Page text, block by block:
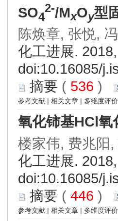
SO4
2-/MxOy型
陈焕章, 张悦,
化工进展.
doi:10.16085/
摘要 ( 536 )
参考文献 | 相关文章 | 多维度评价
氧化铈基HCl氧
楼家伟, 费兆阳
化工进展.
doi:10.16085/
摘要 ( 446 )
参考文献 | 相关文章 | 多维度评价